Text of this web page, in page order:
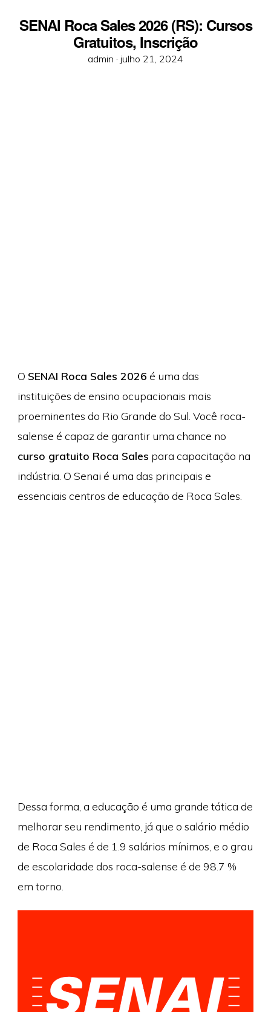
SENAI Roca Sales 2026 (RS): Cursos
Gratuitos, Inscrição
admin · Posted
julho 21, 2024
O SENAI Roca Sales 2026 é uma das
instituições de ensino ocupacionais mais
proeminentes do Rio Grande do Sul. Você roca-
salense é capaz de garantir uma chance no
curso gratuito Roca Sales para capacitação na
indústria. O Senai é uma das principais e
essenciais centros de educação de Roca Sales.
Dessa forma, a educação é uma grande tática de
melhorar seu rendimento, já que o salário médio
de Roca Sales é de 1.9 salários mínimos, e o grau
de escolaridade dos roca-salense é de 98.7 %
em torno.